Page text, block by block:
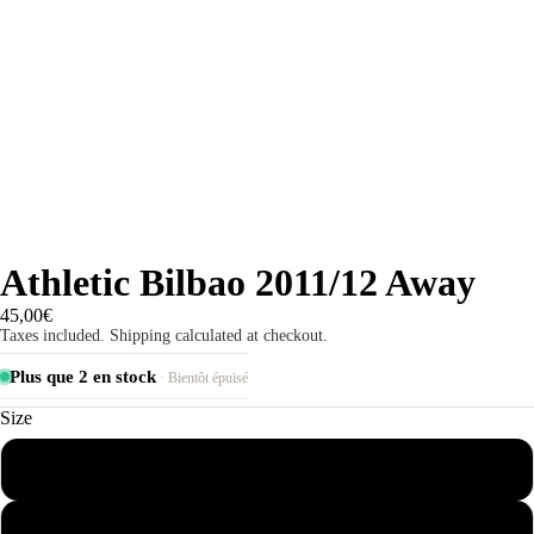
Athletic Bilbao 2011/12 Away
45,00€
Taxes included. Shipping calculated at checkout.
Plus que 2 en stock· Bientôt épuisé
Size